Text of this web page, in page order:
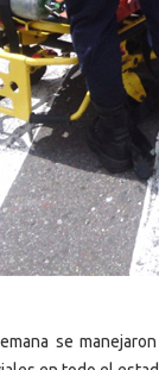
se